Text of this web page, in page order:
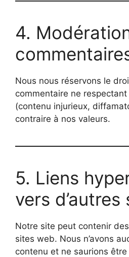
4.
Nous nous réservons le
commentaire ne
(contenu injurieux,
contraire à nos valeurs.
5. Liens
vers d’autres
Notre site peut contenir
sites web. Nous n’avons
contenu et ne saurions